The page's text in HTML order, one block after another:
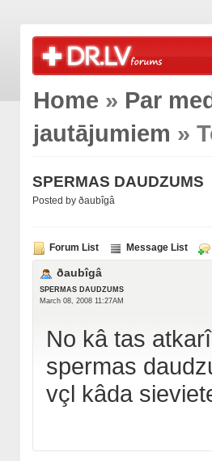
Home » Par
jautājumiem »
SPERMAS DAUDZUMS
Posted by ðaubîgâ
Forum List Message List
ðaubîgâ
SPERMAS DAUDZUMS
March 08, 2008 11:27AM
No kâ tas
spermas
vçl kâda